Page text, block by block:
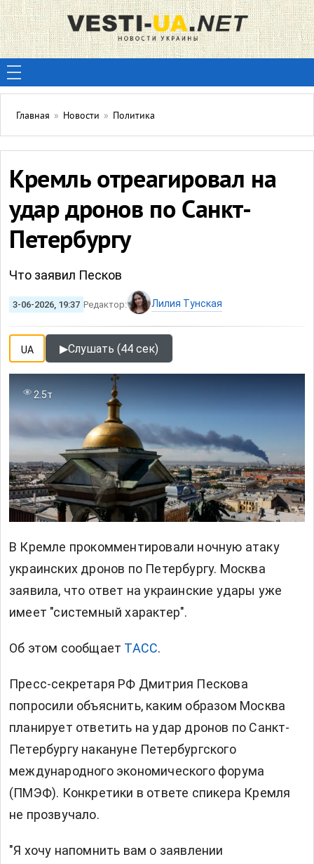
Главная » Новости » Политика
Кремль отреагировал на
удар дронов по Санкт-
Петербургу
Что заявил Песков
3-06-2026, 19:37 Редактор: Лилия Тунская
UA ▶Слушать (44 сек)
2.5т
В Кремле прокомментировали ночную атаку
украинских дронов по Петербургу. Москва
заявила, что ответ на украинские удары уже
имеет "системный характер".
Об этом сообщает ТАСС.
Пресс-секретаря РФ Дмитрия Пескова
попросили объяснить, каким образом Москва
планирует ответить на удар дронов по Санкт-
Петербургу накануне Петербургского
международного экономического форума
(ПМЭФ). Конкретики в ответе спикера Кремля
не прозвучало.
"Я хочу напомнить вам о заявлении